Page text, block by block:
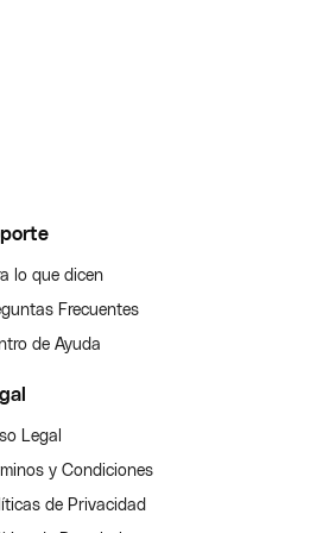
lo que dicen
Frecuentes
de Ayuda
Legal
y Condiciones
de Privacidad